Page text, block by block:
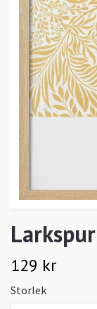
Larkspur
129 kr
Storlek